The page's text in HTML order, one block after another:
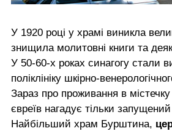
У 1920 році у храмі виникла
знищила молитовні книги та
У 50-60-х роках синагогу стали
поліклініку шкірно-
Зараз про проживання в містечку
євреїв нагадує тільки
Найбільший храм Бурштина,